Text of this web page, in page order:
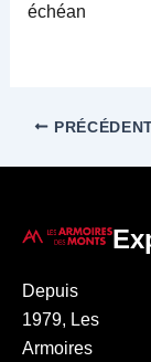
échéan
Depuis
1979, Les
Armoires